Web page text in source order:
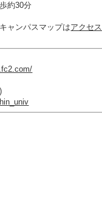
約30分
ャンパスマップはアクセス